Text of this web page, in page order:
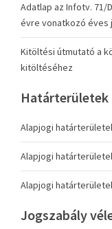
Adatlap az Infotv. 71/
évre vonatkozó éves
Kitöltési útmutató a
kitöltéséhez
Határterületek
Alapjogi
Alapjogi
Alapjogi
Jogszabály